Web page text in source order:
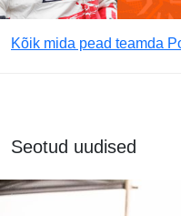
Kõik mida pead teamda
Seotud uudised